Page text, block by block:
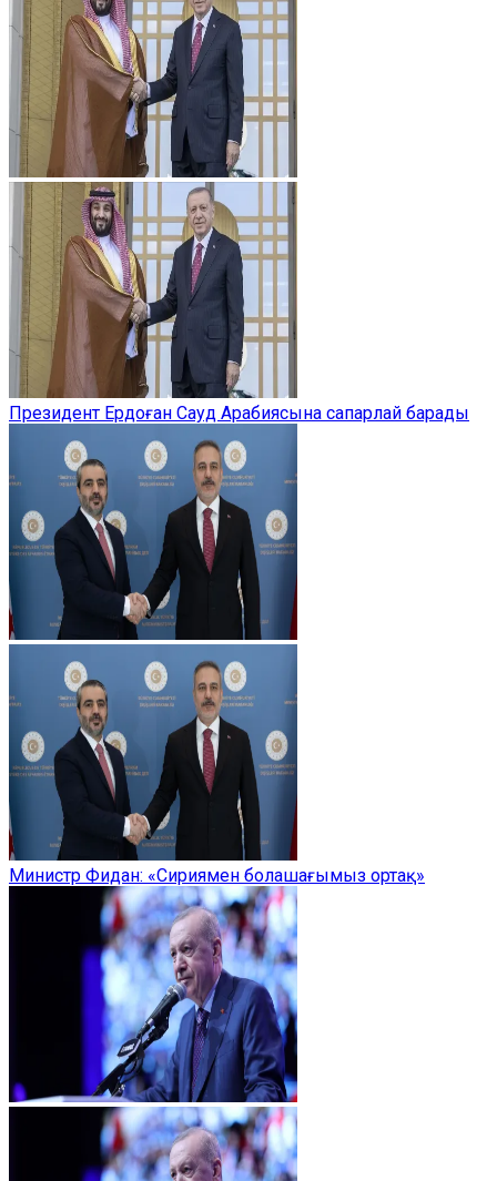
Президент Ердоған Сауд Арабиясына сапарлай барады
Министр Фидан: «Сириямен болашағымыз ортақ»